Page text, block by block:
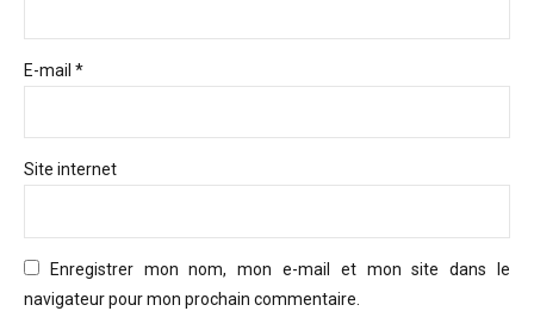
E-mail *
Site internet
Enregistrer mon nom, mon e-mail et mon site dans le
navigateur pour mon prochain commentaire.